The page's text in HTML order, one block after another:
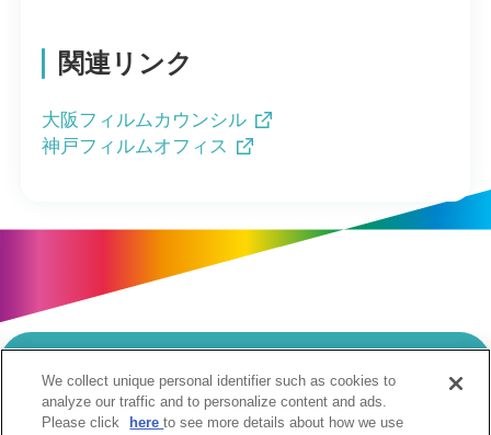
関連リンク
大阪フィルムカウンシル
神戸フィルムオフィス
当サイトのご利用にあたって
個人情報の取扱いについて
Cookie設定について
We collect unique personal identifier such as cookies to
analyze our traffic and to personalize content and ads.
Please click
hereto see more details about how we use